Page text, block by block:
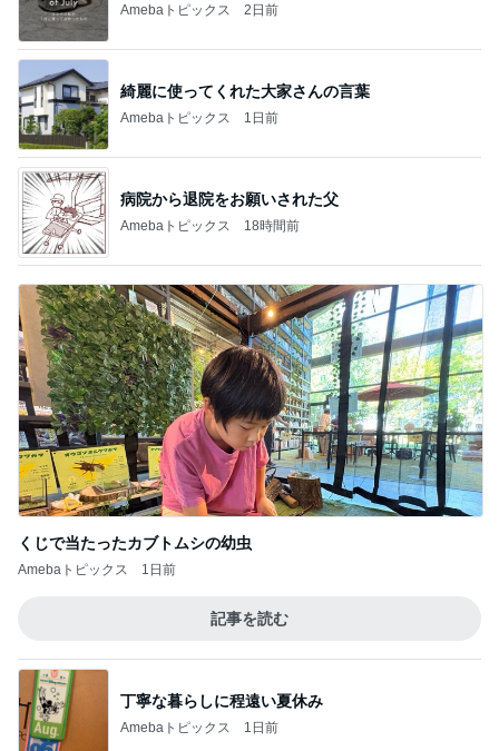
Amebaトピックス 2日前
綺麗に使ってくれた大家さんの言葉
Amebaトピックス 1日前
病院から退院をお願いされた父
Amebaトピックス 18時間前
くじで当たったカブトムシの幼虫
Amebaトピックス 1日前
記事を読む
丁寧な暮らしに程遠い夏休み
Amebaトピックス 1日前